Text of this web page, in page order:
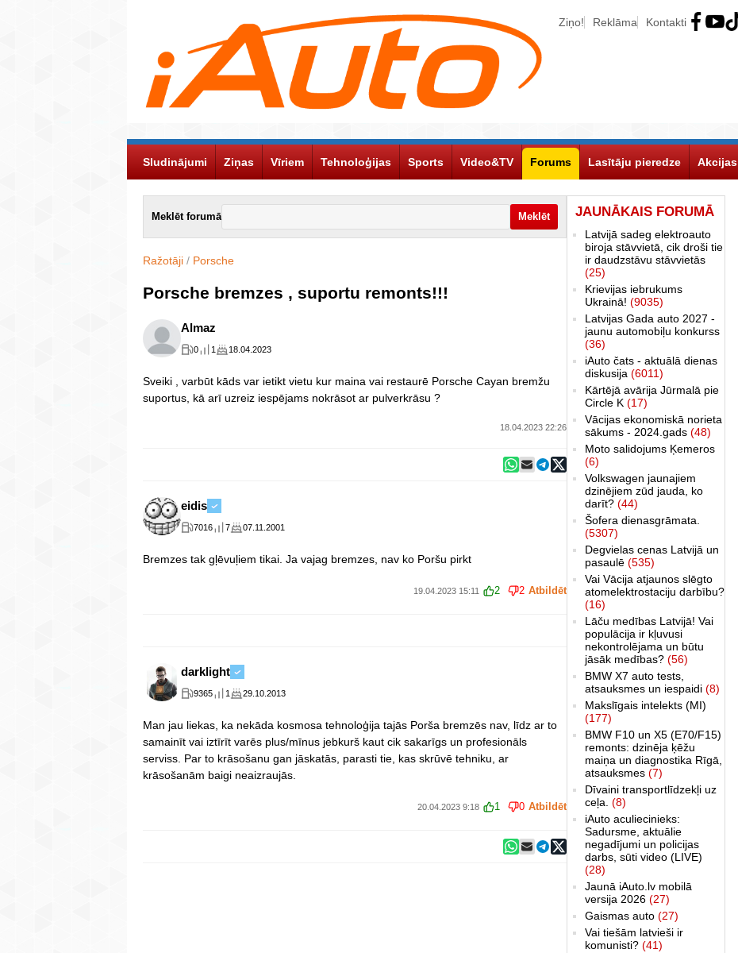
Ziņo! Reklāma Kontakti
Sludinājumi Ziņas Vīriem Tehnoloģijas Sports Video&TV Forums Lasītāju pieredze Akcijas
Meklēt forumā
Ražotāji / Porsche
Porsche bremzes , suportu remonts!!!
Almaz
0 1 18.04.2023
Sveiki , varbūt kāds var ietikt vietu kur maina vai restaurē Porsche Cayan bremžu
suportus, kā arī uzreiz iespējams nokrāsot ar pulverkrāsu ?
18.04.2023 22:26
eidis
7016 7 07.11.2001
Bremzes tak gļēvuļiem tikai. Ja vajag bremzes, nav ko Poršu pirkt
19.04.2023 15:11 2 2 Atbildēt
darklight
9365 1 29.10.2013
Man jau liekas, ka nekāda kosmosa tehnoloģija tajās Porša bremzēs nav, līdz ar to
samainīt vai iztīrīt varēs plus/mīnus jebkurš kaut cik sakarīgs un profesionāls
serviss. Par to krāsošanu gan jāskatās, parasti tie, kas skrūvē tehniku, ar
krāsošanām baigi neaizraujās.
20.04.2023 9:18 1 0 Atbildēt
JAUNĀKAIS FORUMĀ
Latvijā sadeg elektroauto
biroja stāvvietā, cik droši tie
ir daudzstāvu stāvvietās
(25)
Krievijas iebrukums
Ukrainā! (9035)
Latvijas Gada auto 2027 -
jaunu automobiļu konkurss
(36)
iAuto čats - aktuālā dienas
diskusija (6011)
Kārtējā avārija Jūrmalā pie
Circle K (17)
Vācijas ekonomiskā norieta
sākums - 2024.gads (48)
Moto salidojums Ķemeros
(6)
Volkswagen jaunajiem
dzinējiem zūd jauda, ko
darīt? (44)
Šofera dienasgrāmata.
(5307)
Degvielas cenas Latvijā un
pasaulē (535)
Vai Vācija atjaunos slēgto
atomelektrostaciju darbību?
(16)
Lāču medības Latvijā! Vai
populācija ir kļuvusi
nekontrolējama un būtu
jāsāk medības? (56)
BMW X7 auto tests,
atsauksmes un iespaidi (8)
Makslīgais intelekts (MI)
(177)
BMW F10 un X5 (E70/F15)
remonts: dzinēja ķēžu
maiņa un diagnostika Rīgā,
atsauksmes (7)
Dīvaini transportlīdzekļi uz
ceļa. (8)
iAuto aculiecinieks:
Sadursme, aktuālie
negadījumi un policijas
darbs, sūti video (LIVE)
(28)
Jaunā iAuto.lv mobilā
versija 2026 (27)
Gaismas auto (27)
Vai tiešām latvieši ir
komunisti? (41)